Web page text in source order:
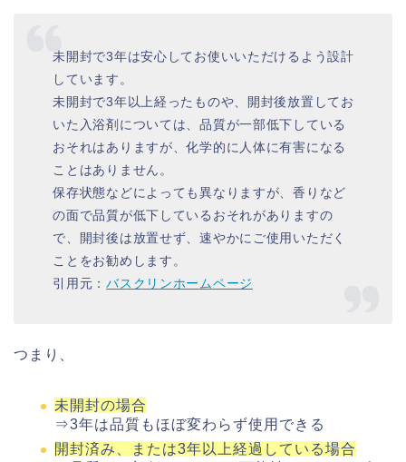
未開封で3年は安心してお使いいただけるよう設計
しています。
未開封で3年以上経ったものや、開封後放置してお
いた入浴剤については、品質が一部低下している
おそれはありますが、化学的に人体に有害になる
ことはありません。
保存状態などによっても異なりますが、香りなど
の面で品質が低下しているおそれがありますの
で、開封後は放置せず、速やかにご使用いただく
ことをお勧めします。
引用元：バスクリンホームページ
つまり、
未開封の場合
⇒3年は品質もほぼ変わらず使用できる
開封済み、または3年以上経過している場合